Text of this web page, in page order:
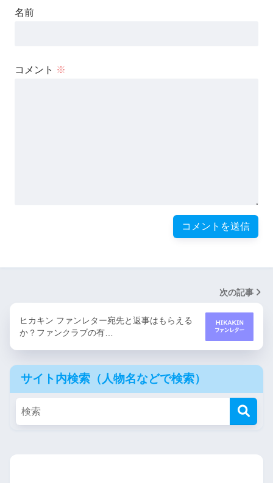
名前
コメント ※
次の記事
ヒカキン ファンレター宛先と返事はもらえる
か？ファンクラブの有…
サイト内検索（人物名などで検索）